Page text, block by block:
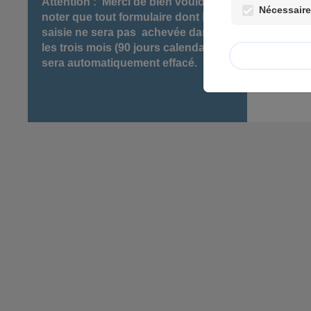
noter que tout formulaire dont la
saisie ne sera pas achevée dans
les trois mois (90 jours calendaires)
sera automatiquement effacé.